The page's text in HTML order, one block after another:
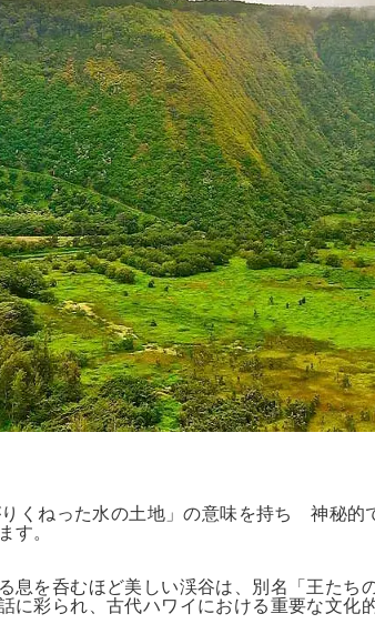
くねった水の土地」の意味を持ち 神秘的
す。
息を呑むほど美しい渓谷は、別名「王た
に彩られ、古代ハワイにおける重要な文化